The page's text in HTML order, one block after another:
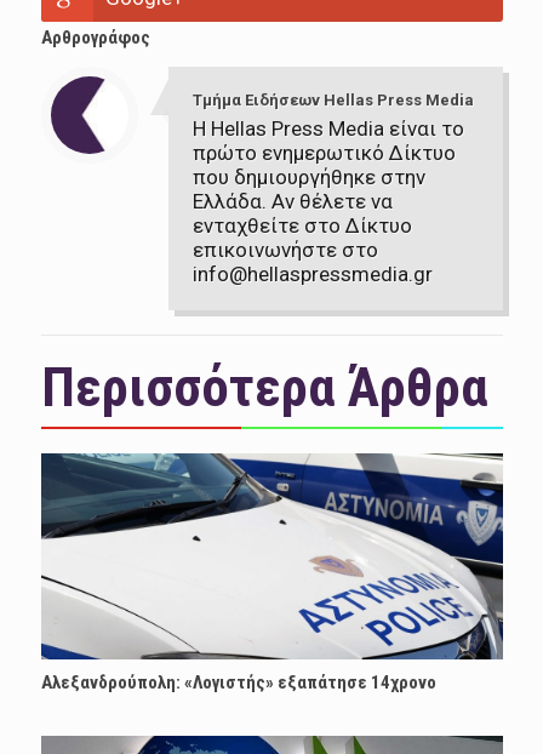
Αρθρογράφος
Τμήμα Ειδήσεων Hellas Press Media
Η Hellas Press Media είναι το
πρώτο ενημερωτικό Δίκτυο
που δημιουργήθηκε στην
Ελλάδα. Αν θέλετε να
ενταχθείτε στο Δίκτυο
επικοινωνήστε στο
info@hellaspressmedia.gr
Περισσότερα Άρθρα
Αλεξανδρούπολη: «Λογιστής» εξαπάτησε 14χρονο